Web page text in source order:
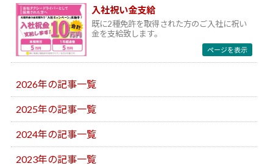
入社祝い金支給
既に2種免許を取得された方のご入社に祝い
金を支給致します。
ページを表示
2026年の記事一覧
2025年の記事一覧
2024年の記事一覧
2023年の記事一覧